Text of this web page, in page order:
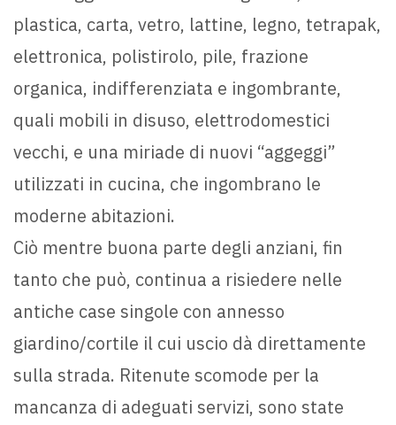
plastica, carta, vetro, lattine, legno, tetrapak,
elettronica, polistirolo, pile, frazione
organica, indifferenziata e ingombrante,
quali mobili in disuso, elettrodomestici
vecchi, e una miriade di nuovi “aggeggi”
utilizzati in cucina, che ingombrano le
moderne abitazioni.
Ciò mentre buona parte degli anziani, fin
tanto che può, continua a risiedere nelle
antiche case singole con annesso
giardino/cortile il cui uscio dà direttamente
sulla strada. Ritenute scomode per la
mancanza di adeguati servizi, sono state